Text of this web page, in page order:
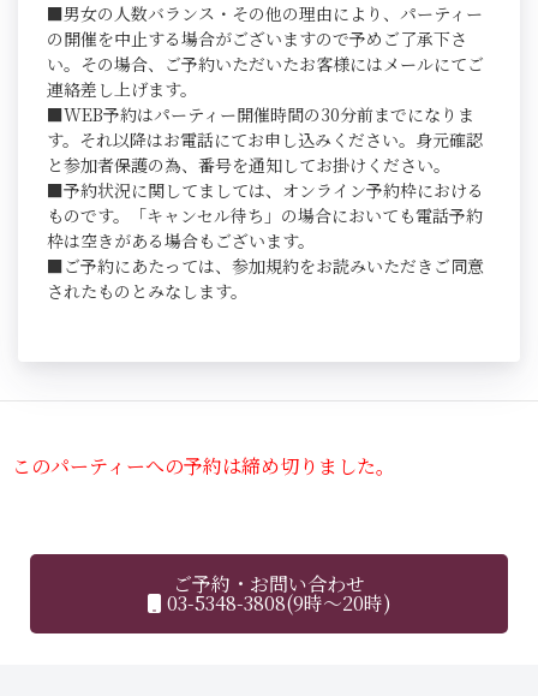
■男女の人数バランス・その他の理由により、パーティー
の開催を中止する場合がございますので予めご了承下さ
い。その場合、ご予約いただいたお客様にはメールにてご
連絡差し上げます。
■WEB予約はパーティー開催時間の30分前までになりま
す。それ以降はお電話にてお申し込みください。身元確認
と参加者保護の為、番号を通知してお掛けください。
■予約状況に関してましては、オンライン予約枠における
ものです。「キャンセル待ち」の場合においても電話予約
枠は空きがある場合もございます。
■ご予約にあたっては、参加規約をお読みいただきご同意
されたものとみなします。
このパーティーへの予約は締め切りました。
ご予約・お問い合わせ
03-5348-3808(9時～20時)